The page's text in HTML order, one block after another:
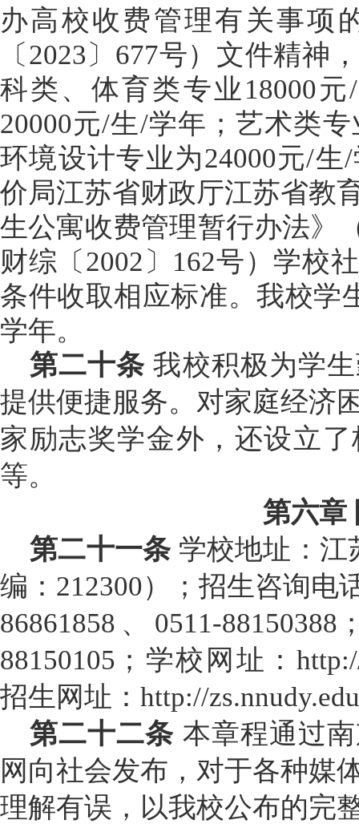
办高校收费管理有关事项
〔 2023〕 677号）文件精神
科类、体育类专业 18000元/
20000元/生/学年；艺术类专
环境设计专业为24000元/生/
价局江苏省财政厅江苏省教
生公寓收费管理暂行办法》
财综〔 2002 〕 162号）学校
条件收取相应标准。我校学
学年。
第二十条 我校积极为学
提供便捷服务。对家庭经济
家励志奖学金外，还设立
等。
第六章
第二十一条 学校地址：江
编： 212300）；招生咨询电
86861858 、 0511-88150388
88150105 ；学校网址：
招生网址： http://
第二十二条 本章程通过
网向社会发布，对于各种媒
理解有误，以我校公布的完